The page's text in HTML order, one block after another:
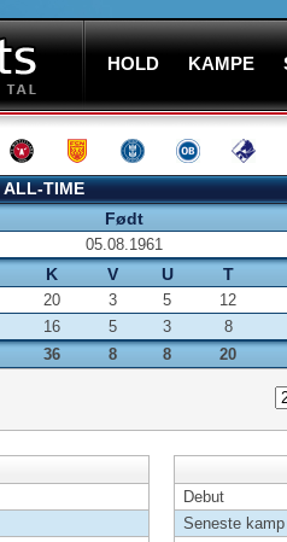
HOLD KAMPE
ALL-TIME
Født
05.08.1961
K V U T
20 3 5
12
16 5 3
8
36
8 8 20
Debut
Seneste kamp